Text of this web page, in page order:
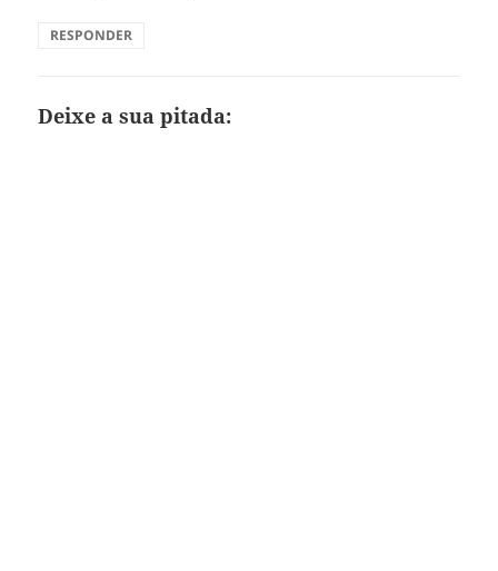
RESPONDER
Deixe a sua pitada: